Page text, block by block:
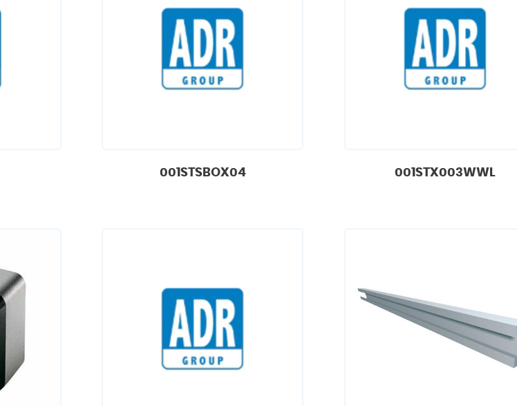
001STSBOX04 001STX003WWL